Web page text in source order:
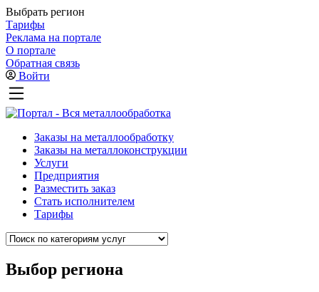
Выбрать регион
Тарифы
Реклама на портале
О портале
Обратная связь
Войти
Заказы на металлообработку
Заказы на металлоконструкции
Услуги
Предприятия
Разместить заказ
Стать исполнителем
Тарифы
Выбор региона